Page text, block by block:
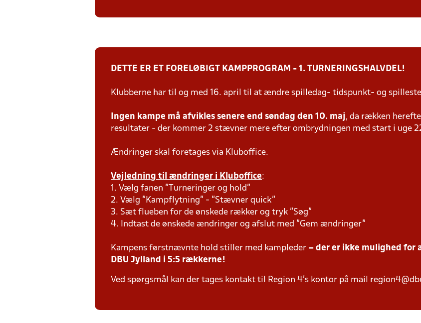
DETTE ER ET FORELØBIGT KAMPPROGRAM - 1. TURNERINGSHALVDEL!
Klubberne har til og med 16. april til at ændre spilledag- tidspunkt- og
Ingen kampe må afvikles senere end søndag den 10. maj, da rækken
resultater - der kommer 2 stævner mere efter ombrydningen med start i uge
Ændringer skal foretages via Kluboffice.
Vejledning til ændringer i Kluboffice:
1. Vælg fanen "Turneringer og hold"
2. Vælg "Kampflytning" - "Stævner quick"
3. Sæt flueben for de ønskede rækker og tryk "Søg"
4. Indtast de ønskede ændringer og afslut med "Gem ændringer"
Kampens førstnævnte hold stiller med kampleder – der er ikke mulighed for
DBU Jylland i 5:5 rækkerne!
Ved spørgsmål kan der tages kontakt til Region 4's kontor på mail